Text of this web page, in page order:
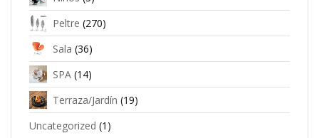
Peltre (270)
Sala (36)
SPA (14)
Terraza/Jardín (19)
Uncategorized (1)